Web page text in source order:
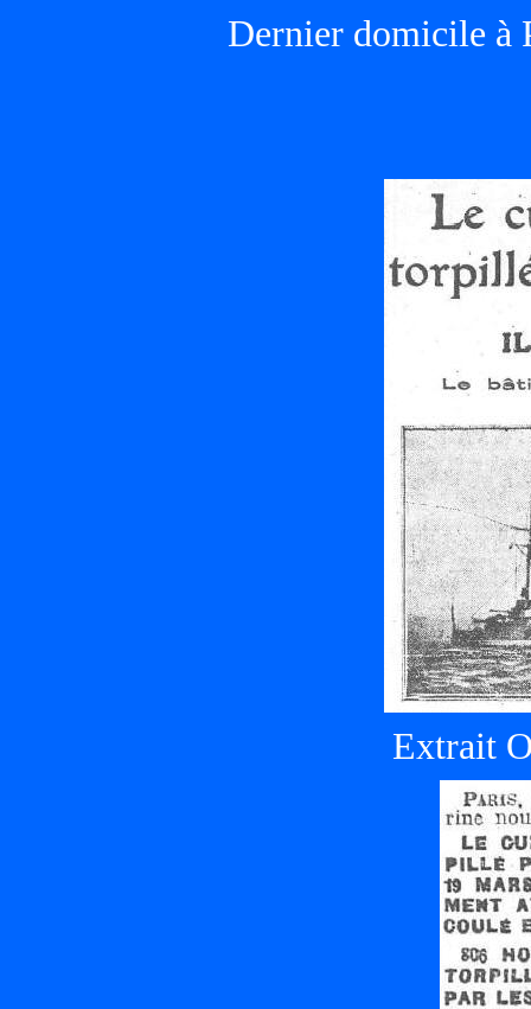
Dernier domicile
Extrait